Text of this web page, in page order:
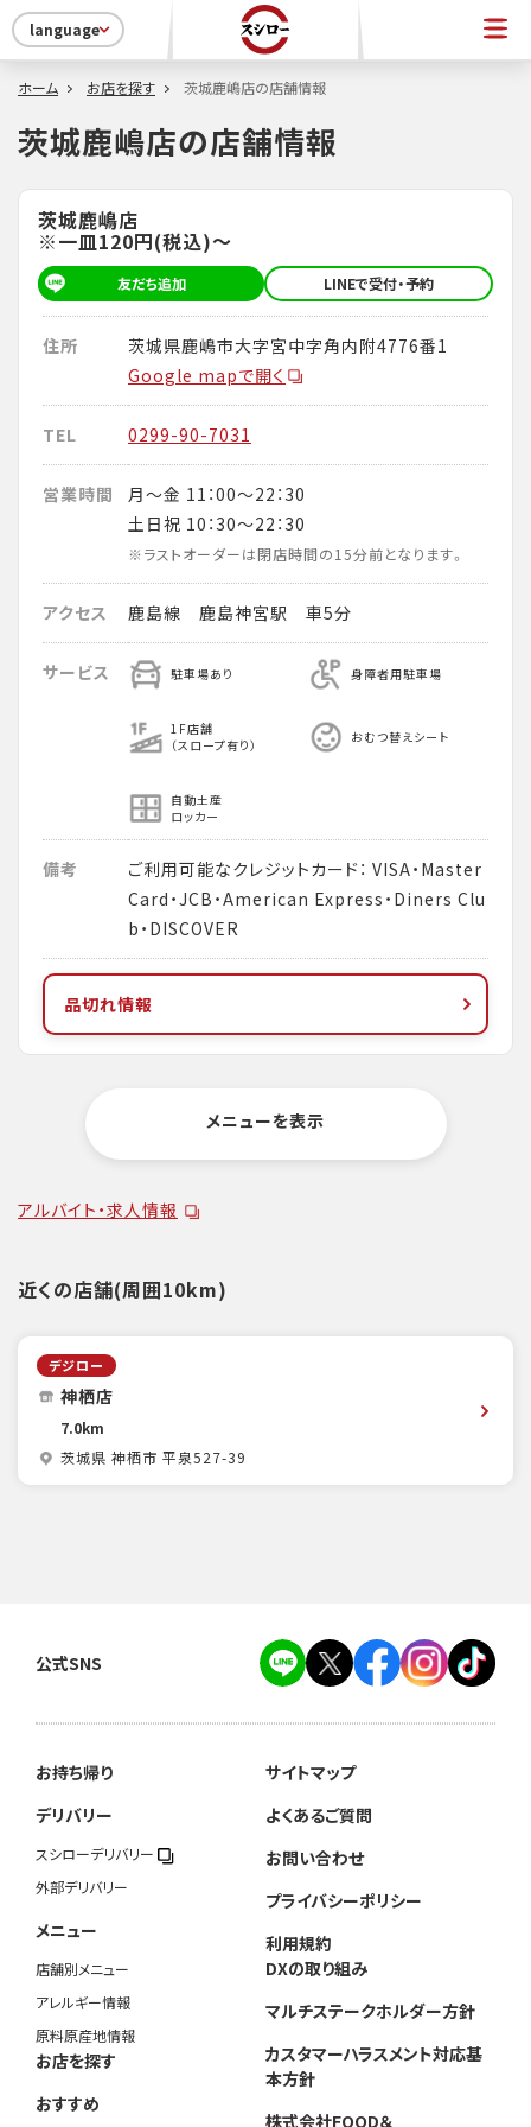
language
ホーム お店を探す 茨城鹿嶋店の店舗情報
茨城鹿嶋店の店舗情報
茨城鹿嶋店
※一皿120円(税込)～
友だち追加 LINEで受付・予約
住所
茨城県鹿嶋市大字宮中字角内附4776番1
Google mapで開く
TEL 0299-90-7031
営業時間
月～金 11：00～22：30
土日祝 10：30～22：30
※ラストオーダーは閉店時間の15分前となります。
アクセス 鹿島線 鹿島神宮駅 車5分
サービス 駐車場あり 身障者用駐車場
1F店舗
（スロープ有り）
おむつ替えシート
自動土産
ロッカー
備考
ご利用可能なクレジットカード： VISA・Master
Card・JCB・American Express・Diners Clu
b・DISCOVER
品切れ情報
メニューを表示
アルバイト・求人情報
近くの店舗(周囲10km)
デジロー
神栖店
7.0km
茨城県 神栖市 平泉527-39
公式SNS
お持ち帰り
デリバリー
スシローデリバリー
外部デリバリー
メニュー
店舗別メニュー
アレルギー情報
原料原産地情報
お店を探す
おすすめ
サイトマップ
よくあるご質問
お問い合わせ
プライバシーポリシー
利用規約
DXの取り組み
マルチステークホルダー方針
カスタマーハラスメント対応基
本方針
株式会社FOOD＆